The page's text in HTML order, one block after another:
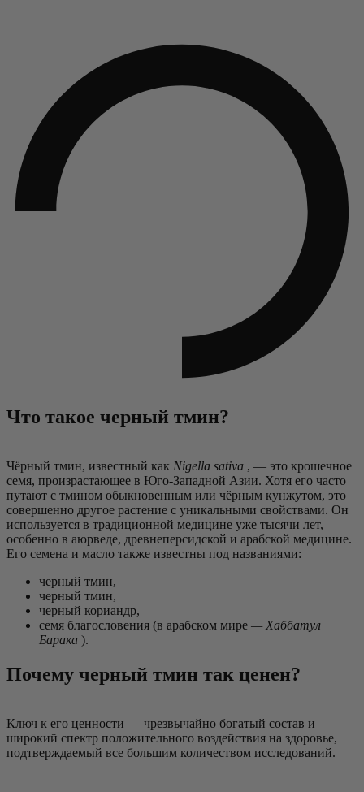
Что такое черный тмин?
Чёрный тмин, известный как Nigella sativa , — это крошечное
семя, произрастающее в Юго-Западной Азии. Хотя его часто
путают с тмином обыкновенным или чёрным кунжутом, это
совершенно другое растение с уникальными свойствами. Он
используется в традиционной медицине уже тысячи лет,
особенно в аюрведе, древнеперсидской и арабской медицине.
Его семена и масло также известны под названиями:
черный тмин,
черный тмин,
черный кориандр,
семя благословения (в арабском мире — Хаббатул
Барака ).
Почему черный тмин так ценен?
Ключ к его ценности — чрезвычайно богатый состав и
широкий спектр положительного воздействия на здоровье,
подтверждаемый все большим количеством исследований.